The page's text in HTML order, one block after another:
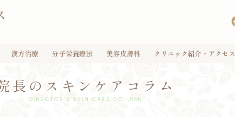
漢方治療 分子栄養療法 美容皮膚科 クリニック紹介・アクセス
長のスキンケアコラム
DIRECTOR'S SKIN CARE COLUMN